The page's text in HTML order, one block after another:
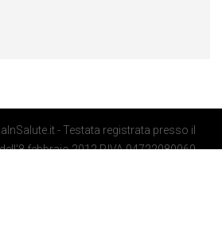
- Testata registrata presso il
febbraio 2012 P.IVA 04722080969 -